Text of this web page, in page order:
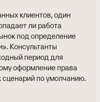
клиентов, один
ли работа
под определение
Консультанты
период для
оформление права
сценарий по умолчанию.